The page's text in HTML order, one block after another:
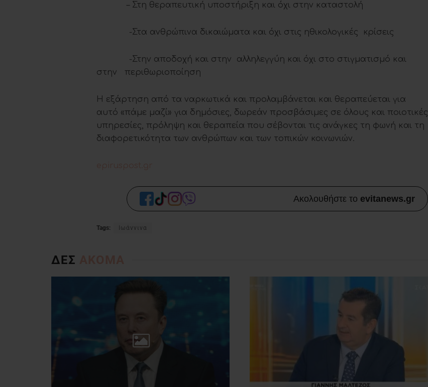
– Στη θεραπευτική υποστήριξη και όχι στην καταστολή
-Στα ανθρώπινα δικαιώματα και όχι στις ηθικολογικές κρίσεις
-Στην αποδοχή και στην αλληλεγγύη και όχι στο στιγματισμό και
στην περιθωριοποίηση
Η εξάρτηση από τα ναρκωτικά και προλαμβάνεται και θεραπεύεται για
αυτό «πάμε μαζί» για δημόσιες, δωρεάν προσβάσιμες σε όλους και ποιοτικές
υπηρεσίες, πρόληψη και θεραπεία που σέβονται τις ανάγκες τη φωνή και τη
διαφορετικότητα των ανθρώπων και των τοπικών κοινωνιών.
Ακολουθήστε το evitanews.gr
Tags: Ιωάννινα
ΔΕΣ